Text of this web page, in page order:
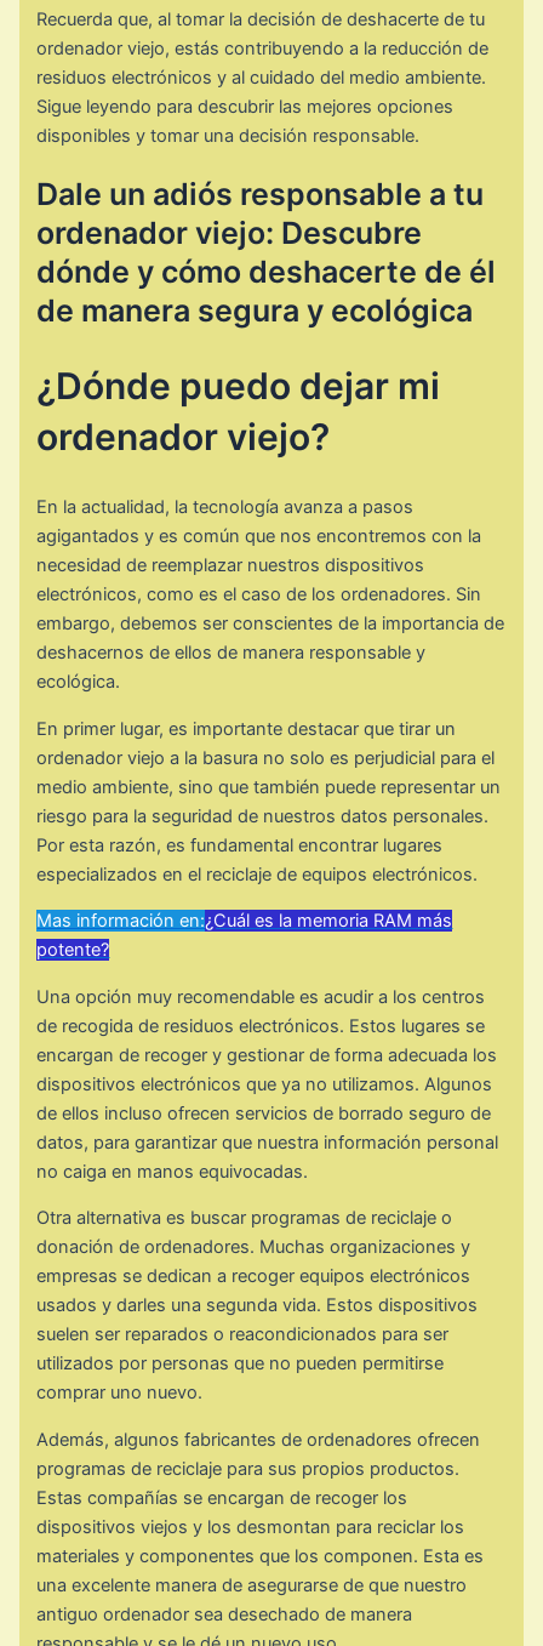
Recuerda que, al tomar la decisión de deshacerte de tu
ordenador viejo, estás contribuyendo a la reducción de
residuos electrónicos y al cuidado del medio ambiente.
Sigue leyendo para descubrir las mejores opciones
disponibles y tomar una decisión responsable.
Dale un adiós responsable a tu
ordenador viejo: Descubre
dónde y cómo deshacerte de él
de manera segura y ecológica
¿Dónde puedo dejar mi
ordenador viejo?
En la actualidad, la tecnología avanza a pasos
agigantados y es común que nos encontremos con la
necesidad de reemplazar nuestros dispositivos
electrónicos, como es el caso de los ordenadores. Sin
embargo, debemos ser conscientes de la importancia de
deshacernos de ellos de manera responsable y
ecológica.
En primer lugar, es importante destacar que tirar un
ordenador viejo a la basura no solo es perjudicial para el
medio ambiente, sino que también puede representar un
riesgo para la seguridad de nuestros datos personales.
Por esta razón, es fundamental encontrar lugares
especializados en el reciclaje de equipos electrónicos.
Mas información en:¿Cuál es la memoria RAM más
potente?
Una opción muy recomendable es acudir a los centros
de recogida de residuos electrónicos. Estos lugares se
encargan de recoger y gestionar de forma adecuada los
dispositivos electrónicos que ya no utilizamos. Algunos
de ellos incluso ofrecen servicios de borrado seguro de
datos, para garantizar que nuestra información personal
no caiga en manos equivocadas.
Otra alternativa es buscar programas de reciclaje o
donación de ordenadores. Muchas organizaciones y
empresas se dedican a recoger equipos electrónicos
usados y darles una segunda vida. Estos dispositivos
suelen ser reparados o reacondicionados para ser
utilizados por personas que no pueden permitirse
comprar uno nuevo.
Además, algunos fabricantes de ordenadores ofrecen
programas de reciclaje para sus propios productos.
Estas compañías se encargan de recoger los
dispositivos viejos y los desmontan para reciclar los
materiales y componentes que los componen. Esta es
una excelente manera de asegurarse de que nuestro
antiguo ordenador sea desechado de manera